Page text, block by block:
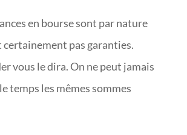
en bourse sont par nature
certainement pas garanties.
vous le dira. On ne peut jamais
temps les mêmes sommes